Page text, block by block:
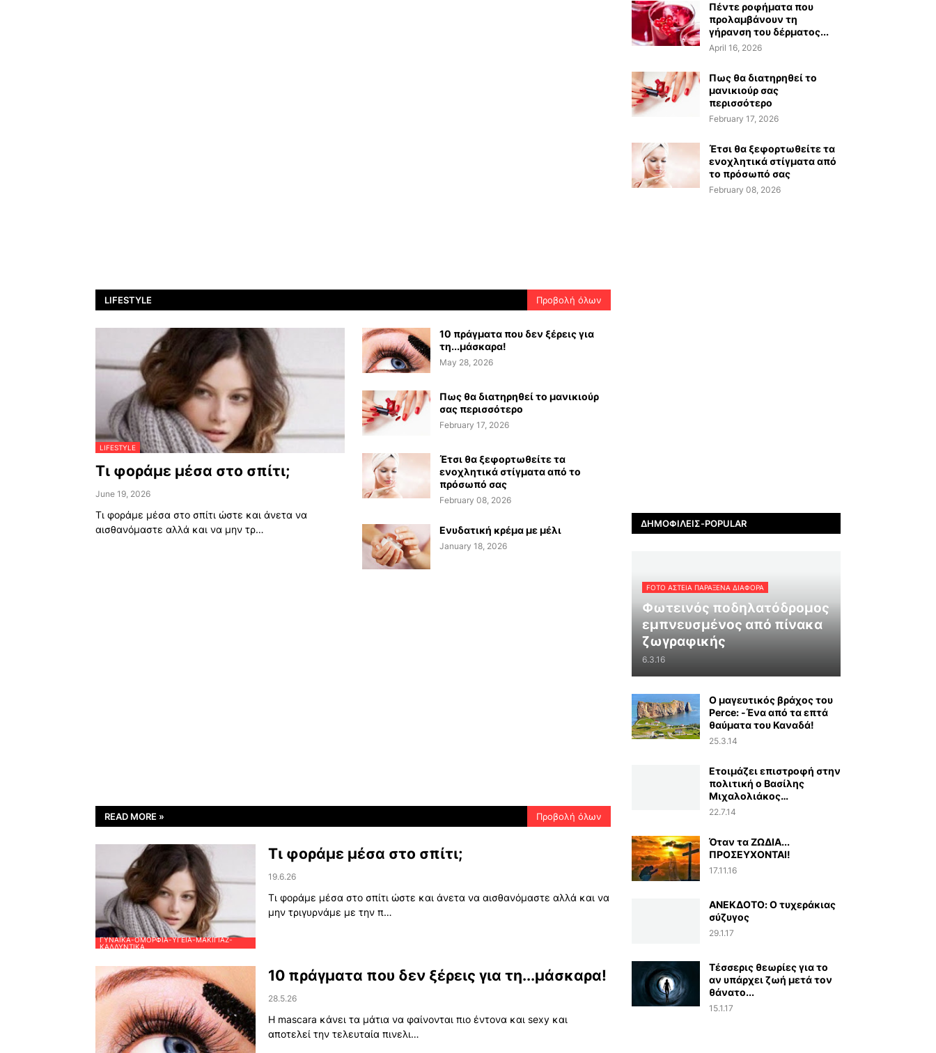
LIFESTYLE Προβολή όλων
LIFESTYLE
Τι φοράμε μέσα στο σπίτι;
June 19, 2026
Τι φοράμε μέσα στο σπίτι ώστε και άνετα να
αισθανόμαστε αλλά και να μην τρ…
10 πράγματα που δεν ξέρεις για
τη...μάσκαρα!
May 28, 2026
Πως θα διατηρηθεί το μανικιούρ
σας περισσότερο
February 17, 2026
Έτσι θα ξεφορτωθείτε τα
ενοχλητικά στίγματα από το
πρόσωπό σας
February 08, 2026
Ενυδατική κρέμα με μέλι
January 18, 2026
READ MORE » Προβολή όλων
ΓΥΝΑΊΚΑ-ΟΜΟΡΦΙΆ-ΥΓΕΊΑ-ΜΑΚΙΓΙΆΖ-
ΚΑΛΛΥΝΤΙΚΆ
Τι φοράμε μέσα στο σπίτι;
19.6.26
Τι φοράμε μέσα στο σπίτι ώστε και άνετα να αισθανόμαστε αλλά και να
μην τριγυρνάμε με την π…
10 πράγματα που δεν ξέρεις για τη...μάσκαρα!
28.5.26
H mascara κάνει τα μάτια να φαίνονται πιο έντονα και sexy και
αποτελεί την τελευταία πινελι…
Πέντε ροφήματα που
προλαμβάνουν τη
γήρανση του δέρματος...
April 16, 2026
Πως θα διατηρηθεί το
μανικιούρ σας
περισσότερο
February 17, 2026
Έτσι θα ξεφορτωθείτε τα
ενοχλητικά στίγματα από
το πρόσωπό σας
February 08, 2026
ΔΗΜΟΦΙΛΕΊΣ-POPULAR
FOTO ΑΣΤΕΙΑ ΠΑΡΑΞΕΝΑ ΔΙΑΦΟΡΑ
Φωτεινός ποδηλατόδρομος
εμπνευσμένος από πίνακα
ζωγραφικής
6.3.16
Ο μαγευτικός βράχος του
Perce: -Ένα από τα επτά
θαύματα του Καναδά!
25.3.14
Ετοιμάζει επιστροφή στην
πολιτική ο Βασίλης
Μιχαλολιάκος…
22.7.14
Όταν τα ΖΩΔΙΑ...
ΠΡΟΣΕΥΧΟΝΤΑΙ!
17.11.16
ΑΝΕΚΔΟΤΟ: Ο τυχεράκιας
σύζυγος
29.1.17
Τέσσερις θεωρίες για το
αν υπάρχει ζωή μετά τον
θάνατο...
15.1.17